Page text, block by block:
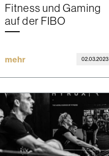
Fitness und Gaming
auf der FIBO
mehr 02.03.2023